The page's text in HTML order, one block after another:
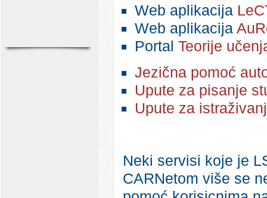
Web aplikacija
Web aplikacija
Portal Teorije
Jezična pomoć
Upute za pisanje
Upute za
Neki servisi koje je
CARNetom više se